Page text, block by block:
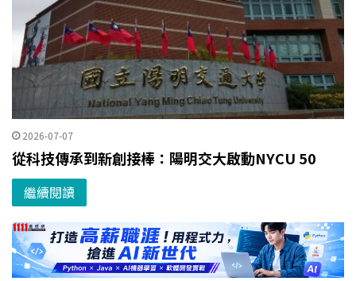
2026-07-07
從科技傳承到新創接棒：陽明交大啟動NYCU 50
繼續閱讀